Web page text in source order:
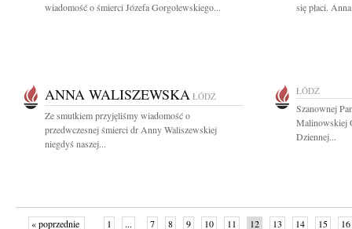
wiadomość o śmierci Józefa Gorgolewskiego...
się płaci.
ANNA WALISZEWSKA ŁÓDŹ
Ze smutkiem przyjęliśmy wiadomość o
przedwczesnej śmierci dr Anny Waliszewskiej
niegdyś naszej...
ŁÓDŹ
Szanownej
Malinowskiej
Dziennej...
« poprzednie 1 ... 7 8 9 10 11 12 13 14 15 16